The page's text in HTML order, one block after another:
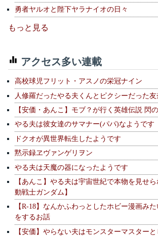
勇者ヤルオと陛下ヤラナイオの日々
もっと見る
アクセス多い連載
高校球児フリット・アスノの栄冠ナイン
人修羅だったやる夫くんとピクシーだった
【安価・あんこ】モブ？が行く英雄伝説 閃
やる夫は彼女達のサマナー(パパ)なようです
ドクオが異世界転生したようです
黙示録ヱヴァンゲリヲン
やる夫は天魔の器になったようです
【あんこ】やる夫は宇宙世紀で本物を見せ
動戦士ガンダム】
【R-18】なんかふわっとしたホビー漫画み
をするお話
【安価】やらない夫はモンスターマスター